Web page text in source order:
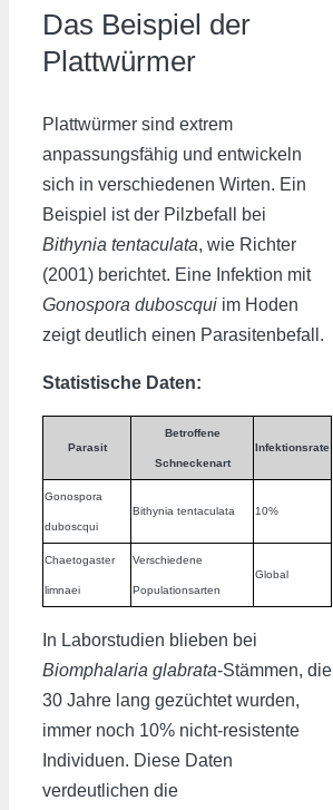
Das Beispiel der
Plattwürmer
Plattwürmer sind extrem
anpassungsfähig und entwickeln
sich in verschiedenen Wirten. Ein
Beispiel ist der Pilzbefall bei
Bithynia tentaculata, wie Richter
(2001) berichtet. Eine Infektion mit
Gonospora duboscqui im Hoden
zeigt deutlich einen Parasitenbefall.
Statistische Daten:
Parasit
Betroffene
Schneckenart
Infektionsrate
Gonospora
duboscqui
Bithynia tentaculata 10%
Chaetogaster
limnaei
Verschiedene
Populationsarten
Global
In Laborstudien blieben bei
Biomphalaria glabrata-Stämmen, die
30 Jahre lang gezüchtet wurden,
immer noch 10% nicht-resistente
Individuen. Diese Daten
verdeutlichen die